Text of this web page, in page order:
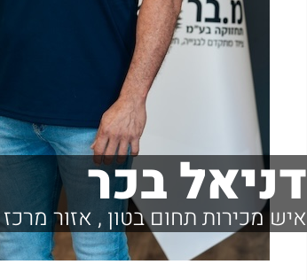
דניאל בכר
איש מכירות תחום בטון , אזור